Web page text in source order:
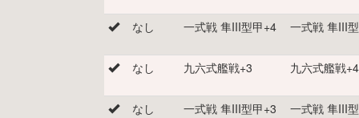
なし 一式戦 隼III型甲+4 一式戦 隼III
なし 九六式艦戦+3 九六式艦戦+4
なし 一式戦 隼III型甲+3 一式戦 隼III